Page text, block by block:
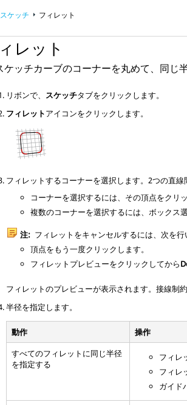
スケッチ フィレット
レット
ケッチカーブのコーナーを丸めて、同じ
リボンで、 スケッチタブをクリックします。
フィレットアイコンをクリックします。
フィレットするコーナーを選択します。2つの直線
コーナーを選択するには、その頂点をクリッ
複数のコーナーを選択するには、ボックス
注: フィレットをキャンセルするには、次を行
頂点をもう一度クリックします。
フィレットプレビューをクリックしてから
フィレットのプレビューが表示されます。接線制
半径を指定します。
動作
操作
すべてのフィレットに同じ半径
を指定する
フィレ
フィレ
ガイド